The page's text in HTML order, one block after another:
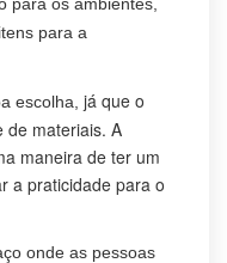
para a
escolha, já que o
de materiais. A
maneira de ter um
a praticidade para o
onde as pessoas